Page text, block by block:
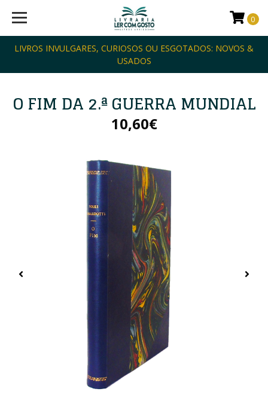
LIVROS INVULGARES, CURIOSOS OU ESGOTADOS: NOVOS &
USADOS
0
O FIM DA 2.ª GUERRA MUNDIAL
10,60€